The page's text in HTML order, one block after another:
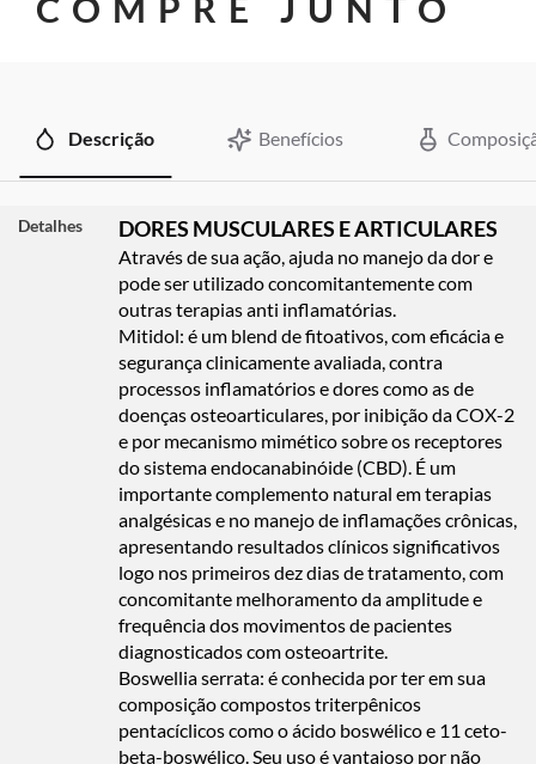
Descrição Benefícios
Detalhes DORES MUSCULARES E ARTICULARES
Através de sua ação, ajuda no manejo da dor e
pode ser utilizado concomitantemente com
outras terapias anti inflamatórias.
Mitidol: é um blend de fitoativos, com eficácia e
segurança clinicamente avaliada, contra
processos inflamatórios e dores como as de
doenças osteoarticulares, por inibição da COX-2
e por mecanismo mimético sobre os receptores
do sistema endocanabinóide (CBD). É um
importante complemento natural em terapias
analgésicas e no manejo de inflamações crônicas,
apresentando resultados clínicos significativos
logo nos primeiros dez dias de tratamento, com
concomitante melhoramento da amplitude e
frequência dos movimentos de pacientes
diagnosticados com osteoartrite.
Boswellia serrata: é conhecida por ter em sua
composição compostos triterpênicos
pentacíclicos como o ácido boswélico e 11 ceto-
beta-boswélico. Seu uso é vantajoso por não